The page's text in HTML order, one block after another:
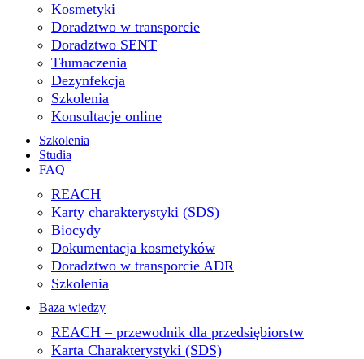
Kosmetyki
Doradztwo w transporcie
Doradztwo SENT
Tłumaczenia
Dezynfekcja
Szkolenia
Konsultacje online
Szkolenia
Studia
FAQ
REACH
Karty charakterystyki (SDS)
Biocydy
Dokumentacja kosmetyków
Doradztwo w transporcie ADR
Szkolenia
Baza wiedzy
REACH – przewodnik dla przedsiębiorstw
Karta Charakterystyki (SDS)